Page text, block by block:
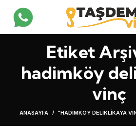
Etiket
hadimköy
vinç
ANASAYFA "HADIMKÖY DELIKLIKAYA